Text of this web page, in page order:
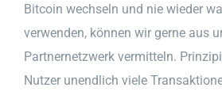
Bitcoin wechseln und nie wieder
verwenden, können wir gerne aus
Partnernetzwerk vermitteln.
Nutzer unendlich viele